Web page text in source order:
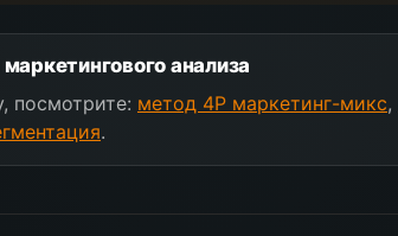
анализа
посмотрите: метод 4P маркетинг-микс,
.